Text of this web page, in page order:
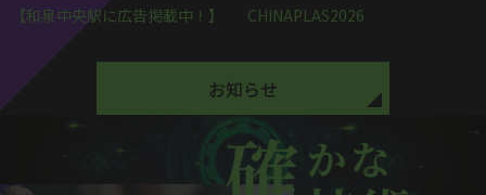
【和泉中央駅に広告掲載中！】 CHINAPLAS2026
お知らせ